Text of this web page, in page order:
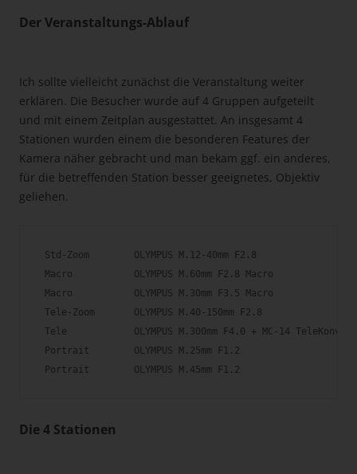
Der Veranstaltungs-Ablauf
Ich sollte vielleicht zunächst die Veranstaltung weiter
erklären. Die Besucher wurde auf 4 Gruppen aufgeteilt
und mit einem Zeitplan ausgestattet. An insgesamt 4
Stationen wurden einem die besonderen Features der
Kamera näher gebracht und man bekam ggf. ein anderes,
für die betreffenden Station besser geeignetes, Objektiv
geliehen.
Std-Zoom        OLYMPUS M.12-40mm F2.8
Macro           OLYMPUS M.60mm F2.8 Macro
Macro           OLYMPUS M.30mm F3.5 Macro
Tele-Zoom       OLYMPUS M.40-150mm F2.8
Tele            OLYMPUS M.300mm F4.0 + MC-14
Portrait        OLYMPUS M.25mm F1.2
Die 4 Stationen